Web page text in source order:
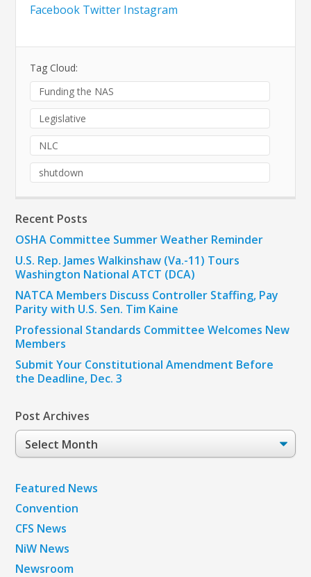
Facebook Twitter Instagram
Tag Cloud:
Funding the NAS
Legislative
NLC
shutdown
Recent Posts
OSHA Committee Summer Weather Reminder
U.S. Rep. James Walkinshaw (Va.-11) Tours
Washington National ATCT (DCA)
NATCA Members Discuss Controller Staffing, Pay
Parity with U.S. Sen. Tim Kaine
Professional Standards Committee Welcomes New
Members
Submit Your Constitutional Amendment Before
the Deadline, Dec. 3
Post Archives
Post
Archives
Featured News
Convention
CFS News
NiW News
Newsroom